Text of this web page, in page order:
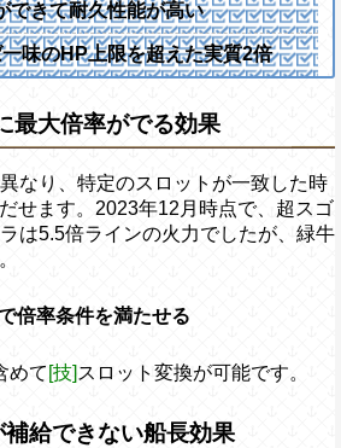
できて耐久性能が高い
味のHP上限を超えた実質2倍
最大倍率がでる効果
なり、特定のスロットが一致した時
せます。2023年12月時点で、超スゴ
は5.5倍ラインの火力でしたが、緑牛
倍率条件を満たせる
めて [技] スロット変換が可能です。
補給できない船長効果